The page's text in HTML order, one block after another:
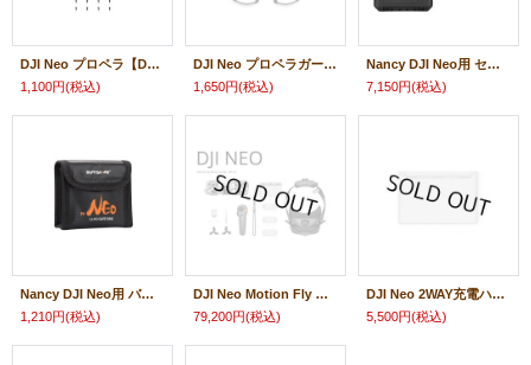
DJI Neo プロペラ【DJI Neo】22370
1,100円(税込)
DJI Neo プロペラガード【DJI Neo】22371
1,650円(税込)
Nancy DJI Neo用 セーフティキャリングケース【DJI Neo】22704
7,150円(税込)
Nancy DJI Neo用 バッテリー収納バッグ（3個収納）【DJI Neo】22681
1,210円(税込)
DJI Neo Motion Fly More Combo 22706
79,200円(税込)
DJI Neo 2WAY充電ハブ【DJI Neo】22373
5,500円(税込)